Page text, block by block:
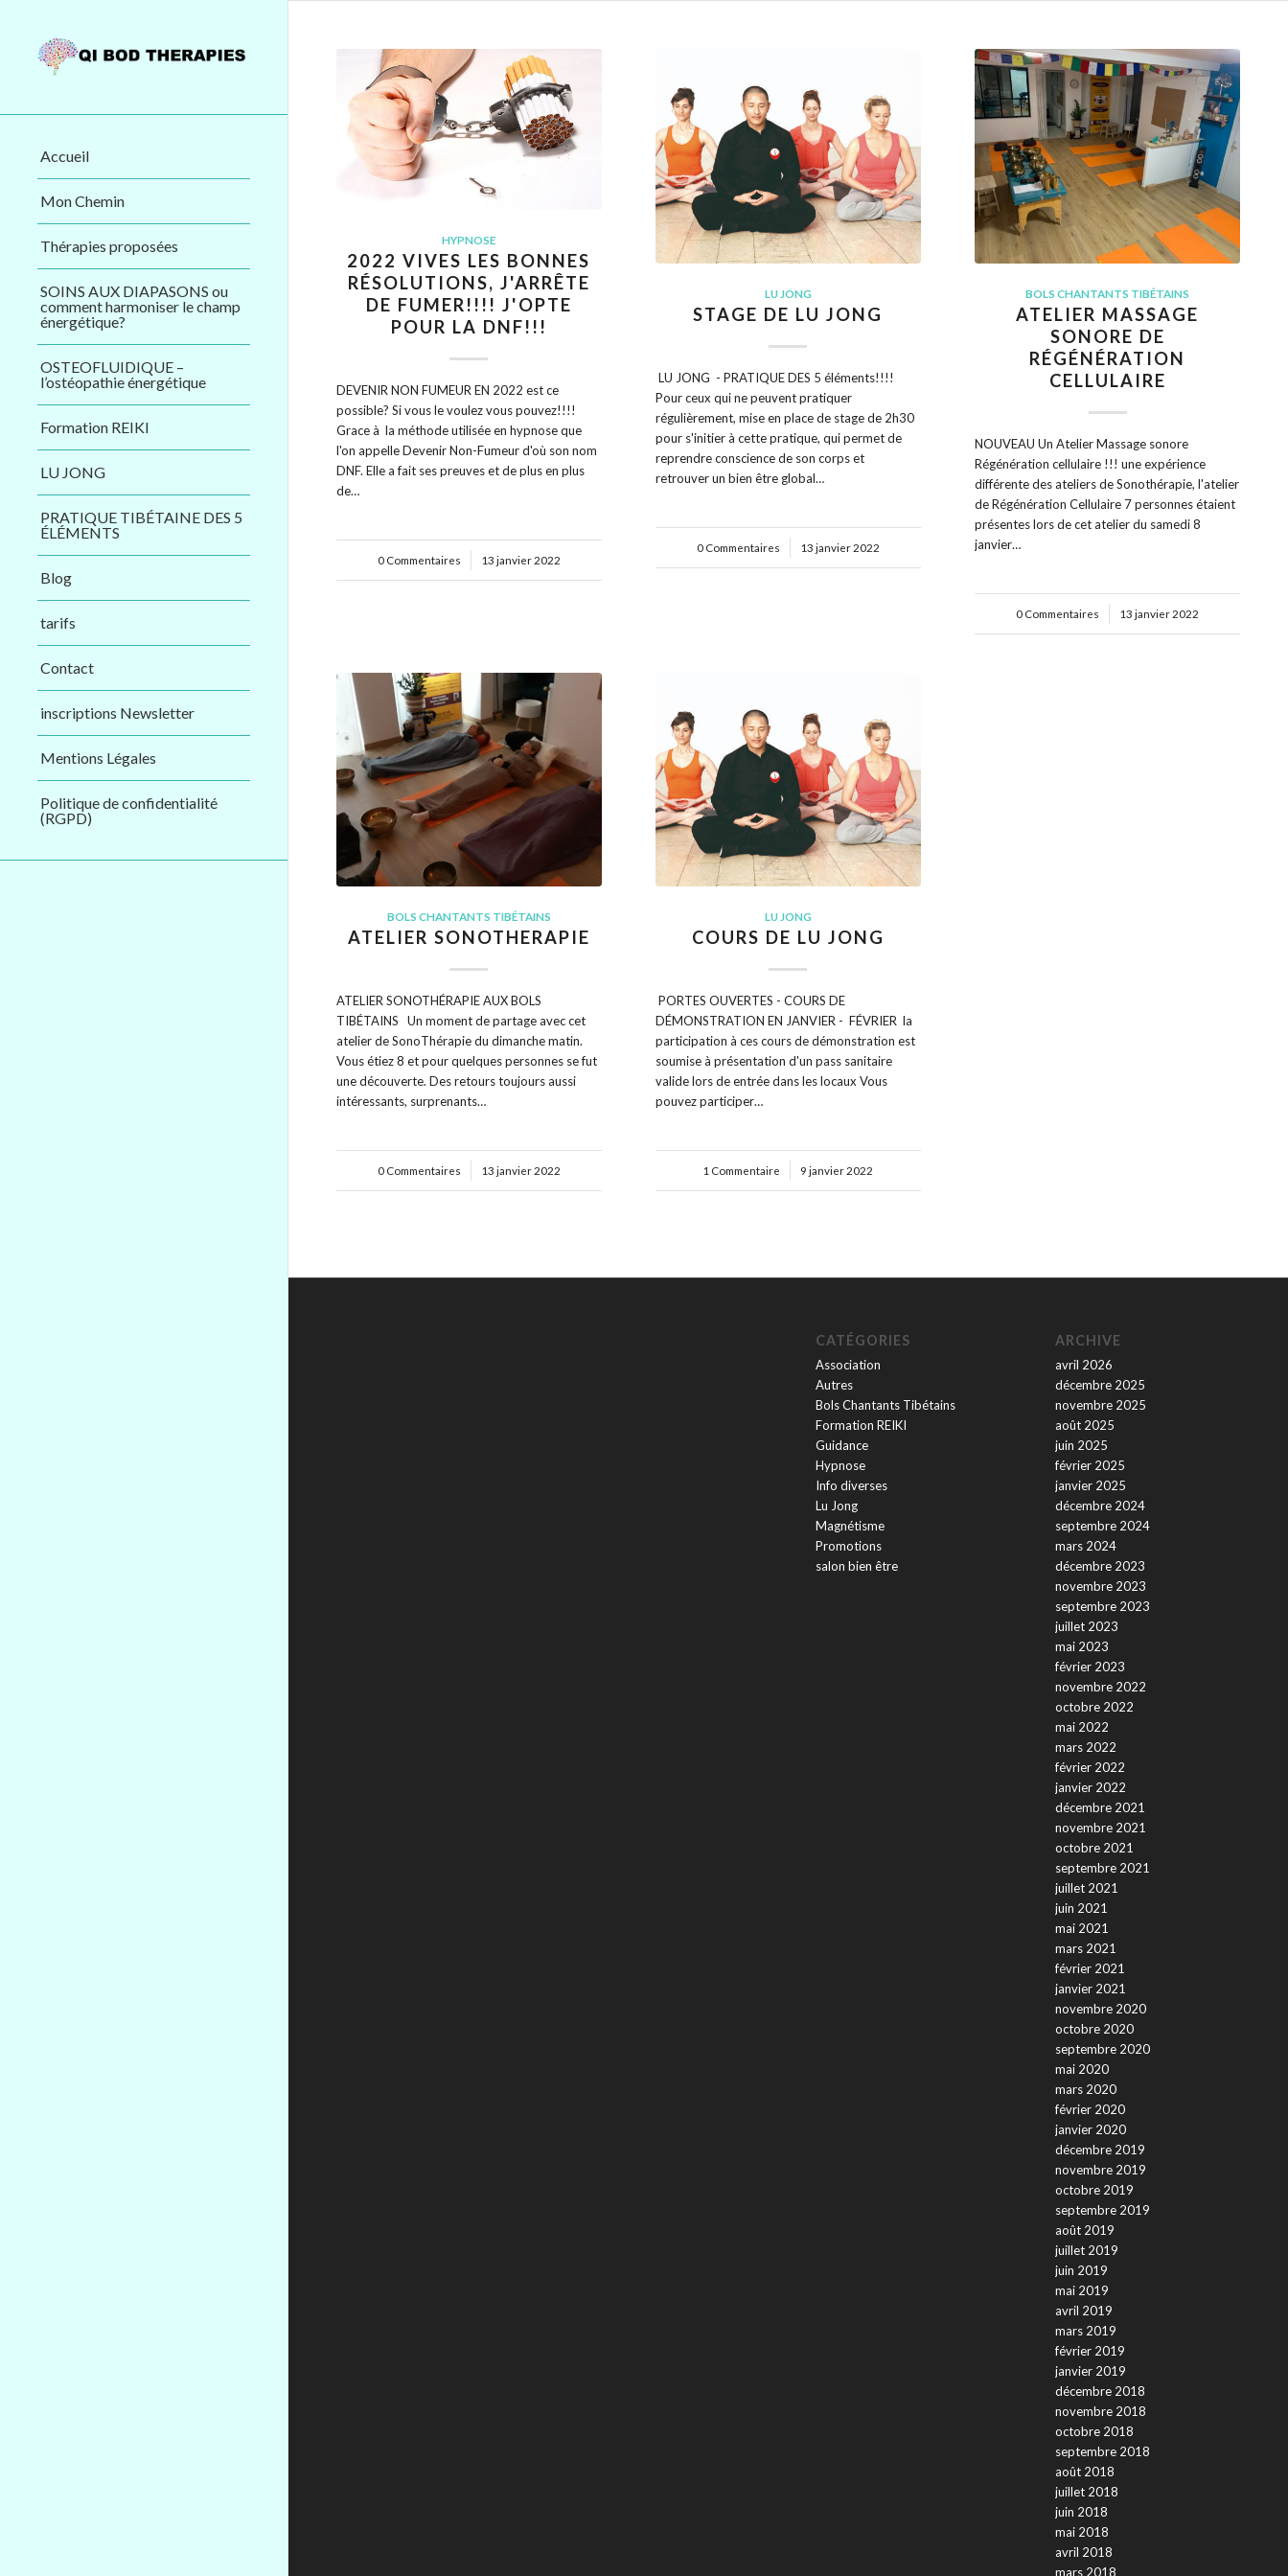
Accueil
Mon Chemin
Thérapies proposées
SOINS AUX DIAPASONS ou
comment harmoniser le champ
énergétique?
OSTEOFLUIDIQUE –
l’ostéopathie énergétique
Formation REIKI
LU JONG
PRATIQUE TIBÉTAINE DES 5
ÉLÉMENTS
Blog
tarifs
Contact
inscriptions Newsletter
Mentions Légales
Politique de confidentialité
(RGPD)
HYPNOSE
2022 VIVES LES BONNES
RÉSOLUTIONS, J'ARRÊTE
DE FUMER!!!! J'OPTE
POUR LA DNF!!!
DEVENIR NON FUMEUR EN 2022 est ce
possible? Si vous le voulez vous pouvez!!!!
Grace à la méthode utilisée en hypnose que
l'on appelle Devenir Non-Fumeur d'où son nom
DNF. Elle a fait ses preuves et de plus en plus
de…
0 Commentaires
/ 13 janvier 2022
LU JONG
STAGE DE LU JONG
LU JONG - PRATIQUE DES 5 éléments!!!!
Pour ceux qui ne peuvent pratiquer
régulièrement, mise en place de stage de 2h30
pour s'initier à cette pratique, qui permet de
reprendre conscience de son corps et
retrouver un bien être global…
0 Commentaires
/ 13 janvier 2022
BOLS CHANTANTS TIBÉTAINS
ATELIER MASSAGE
SONORE DE
RÉGÉNÉRATION
CELLULAIRE
NOUVEAU Un Atelier Massage sonore
Régénération cellulaire !!! une expérience
différente des ateliers de Sonothérapie, l'atelier
de Régénération Cellulaire 7 personnes étaient
présentes lors de cet atelier du samedi 8
janvier…
0 Commentaires
/ 13 janvier 2022
BOLS CHANTANTS TIBÉTAINS
ATELIER SONOTHERAPIE
ATELIER SONOTHÉRAPIE AUX BOLS
TIBÉTAINS Un moment de partage avec cet
atelier de SonoThérapie du dimanche matin.
Vous étiez 8 et pour quelques personnes se fut
une découverte. Des retours toujours aussi
intéressants, surprenants…
0 Commentaires
/ 13 janvier 2022
LU JONG
COURS DE LU JONG
PORTES OUVERTES - COURS DE
DÉMONSTRATION EN JANVIER - FÉVRIER la
participation à ces cours de démonstration est
soumise à présentation d'un pass sanitaire
valide lors de entrée dans les locaux Vous
pouvez participer…
1 Commentaire
/ 9 janvier 2022
CATÉGORIES
Association
Autres
Bols Chantants Tibétains
Formation REIKI
Guidance
Hypnose
Info diverses
Lu Jong
Magnétisme
Promotions
salon bien être
ARCHIVE
avril 2026
décembre 2025
novembre 2025
août 2025
juin 2025
février 2025
janvier 2025
décembre 2024
septembre 2024
mars 2024
décembre 2023
novembre 2023
septembre 2023
juillet 2023
mai 2023
février 2023
novembre 2022
octobre 2022
mai 2022
mars 2022
février 2022
janvier 2022
décembre 2021
novembre 2021
octobre 2021
septembre 2021
juillet 2021
juin 2021
mai 2021
mars 2021
février 2021
janvier 2021
novembre 2020
octobre 2020
septembre 2020
mai 2020
mars 2020
février 2020
janvier 2020
décembre 2019
novembre 2019
octobre 2019
septembre 2019
août 2019
juillet 2019
juin 2019
mai 2019
avril 2019
mars 2019
février 2019
janvier 2019
décembre 2018
novembre 2018
octobre 2018
septembre 2018
août 2018
juillet 2018
juin 2018
mai 2018
avril 2018
mars 2018